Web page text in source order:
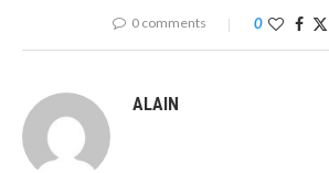
0 comments 0
ALAIN